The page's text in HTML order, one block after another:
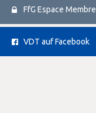
FfG Espace Membre
VDT auf Facebook